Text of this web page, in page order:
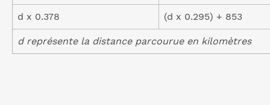
d x 0.378 (d x 0.295) + 853
d représente la distance parcourue en kilomètres